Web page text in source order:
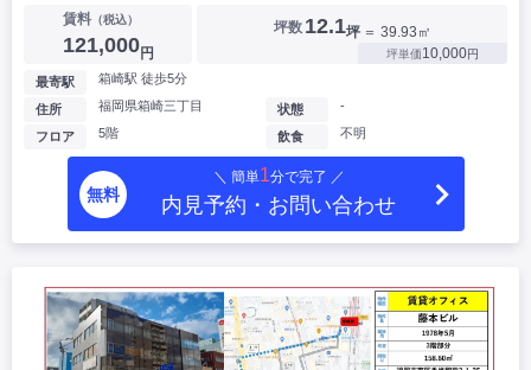
賃料（税込）
121,000円
坪数 12.1坪 ＝ 39.93㎡
坪単価10,000円
最寄駅 箱崎駅 徒歩5分
住所 福岡県箱崎三丁目
フロア 5階
状態 -
飲食 不明
無料
＼ 簡単1分で完了 ／
内見予約・お問い合わせ